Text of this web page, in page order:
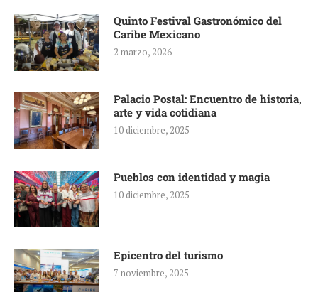
Quinto Festival Gastronómico del
Caribe Mexicano
2 marzo, 2026
Palacio Postal: Encuentro de historia,
arte y vida cotidiana
10 diciembre, 2025
Pueblos con identidad y magia
10 diciembre, 2025
Epicentro del turismo
7 noviembre, 2025